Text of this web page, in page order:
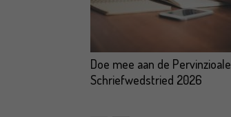
Doe mee aan de Pervinzioale
Schriefwedstried 2026